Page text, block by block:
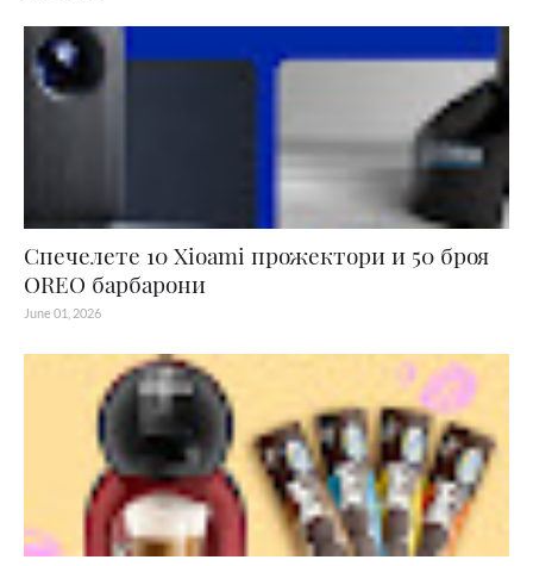
Спечелете 10 Xioami прожектори и 50 броя
OREO барбарони
June 01, 2026